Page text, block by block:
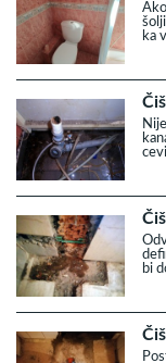
ka
bi